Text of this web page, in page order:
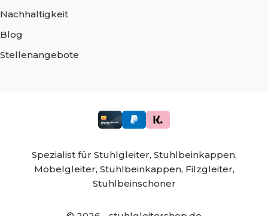
Nachhaltigkeit
Blog
Stellenangebote
Spezialist für Stuhlgleiter, Stuhlbeinkappen,
Möbelgleiter, Stuhlbeinkappen, Filzgleiter,
Stuhlbeinschoner